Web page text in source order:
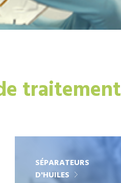
traitement
SÉPARATEURS
D'HUILES